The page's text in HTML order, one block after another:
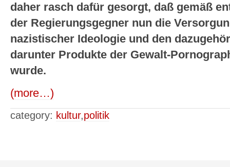
daher rasch dafür gesorgt, daß gemäß
der Regierungsgegner nun die
nazistischer Ideologie und den
darunter Produkte der Gewalt-
wurde.
(more…)
category: kultur,politik